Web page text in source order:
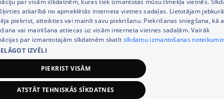
ENGLISH
par visām sīkdatnēm, kuras tiek izmantotas mūsu tīmekļa vietnēs.
atkarībā no apmeklētās interneta vietnes sadaļas. Lietotājam
piekrist, atteikties vai mainīt savu piekrišanu. Piekrišanas sniegšana, kā
vai mainīšana attiecas uz visām interneta vietnes sadaļām. Vairāk
par izmantotajām sīkdatnēm skatīt sīkdatņu izmantošanas
IZVĒLI
PIEKRIST VISĀM
ATSTĀT TEHNISKĀS SĪKDATNES